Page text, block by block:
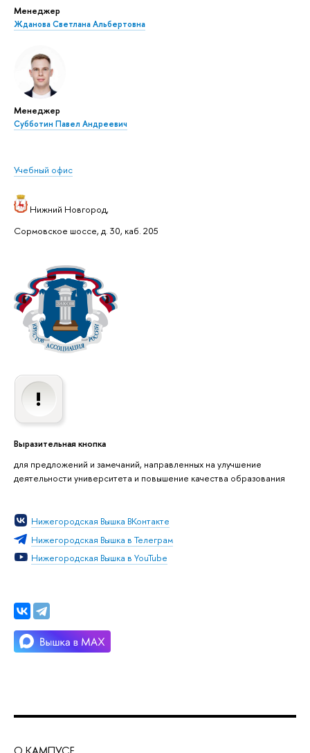
Менеджер
Жданова Светлана Альбертовна
Менеджер
Субботин Павел Андреевич
Учебный офис
Нижний Новгород,
Сормовское шоссе, д. 30, каб. 205
Выразительная кнопка
для предложений и замечаний, направленных на улучшение
деятельности университета и повышение качества образования
Нижегородская Вышка ВКонтакте
Нижегородская Вышка в Телеграм
Нижегородская Вышка в YouTube